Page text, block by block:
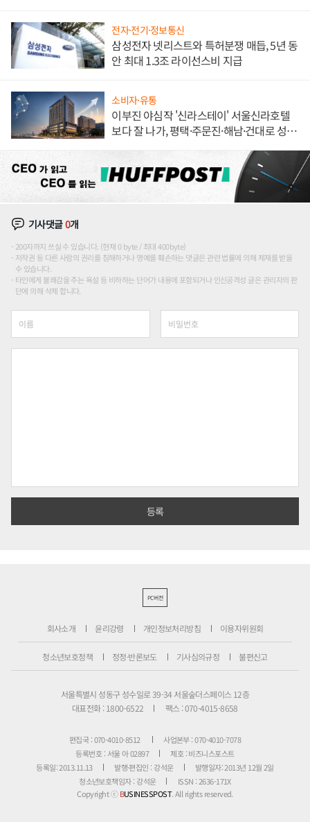
전자·전기·정보통신
삼성전자 넷리스트와 특허분쟁 매듭, 5년 동
안 최대 1.3조 라이선스비 지급
소비자·유통
이부진 야심작 '신라스테이' 서울신라호텔
보다 잘 나가, 평택·주문진·해남·건대로 성
기사댓글0개
200자까지 쓰실 수 있습니다. (현재 0 byte / 최대 400byte)
저작권 등 다른 사람의 권리를 침해하거나 명예를 훼손하는 댓글은 관련 법률에 의해 제재를 받을
수 있습니다.
타인에게 불쾌감을 주는 욕설 등 비하하는 단어가 내용에 포함되거나 인신공격성 글은 관리자의 판
단에 의해 삭제 합니다.
PC버전
회사소개 윤리강령 개인정보처리방침 이용자위원회
청소년보호정책 정정·반론보도 기사심의규정 불편신고
서울특별시 성동구 성수일로 39-34 서울숲더스페이스 12층
대표전화 : 1800-6522
팩스 : 070-4015-8658
편집국 : 070-4010-8512
사업본부 : 070-4010-7078
등록번호 : 서울 아 02897
제호 : 비즈니스포스트
등록일: 2013.11.13
발행·편집인 : 강석운
발행일자: 2013년 12월 2일
청소년보호책임자 : 강석운
ISSN : 2636-171X
Copyright ⓒBUSINESSPOST. All rights reserved.